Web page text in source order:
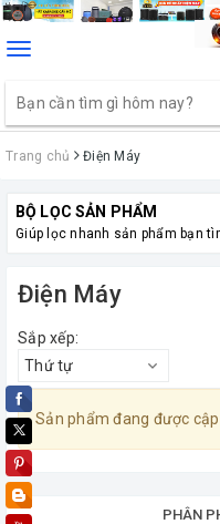
Toggle
Trang chủ Điện Máy
BỘ LỌC SẢN PHẨM
Giúp lọc nhanh sản phẩm bạn
Điện Máy
Sắp xếp:
Thứ tự
Sản phẩm đang được
PHÂN